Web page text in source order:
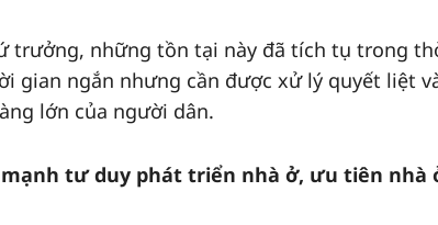
trưởng, những tồn tại này đã tích tụ trong
gian ngắn nhưng cần được xử lý quyết liệt
lớn của người dân.
mạnh tư duy phát triển nhà ở, ưu tiên nhà